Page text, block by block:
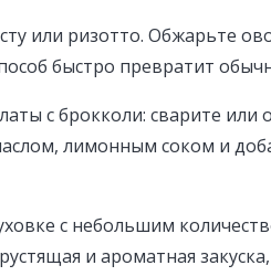
или ризотто. Обжарьте
быстро превратит
с брокколи: сварите
лимонным соком и
с небольшим
и ароматная